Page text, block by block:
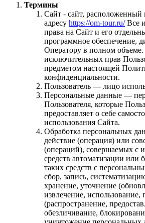
Термины
Сайт - сайт, расположенный
адресу https://om-tour.ru/Все
права на Сайт и его
программное обеспечение,
Оператору в полном объеме.
исключительных прав
предметом настоящей
конфиденциальности.
Пользователь — лицо
Персональные данные —
Пользователя, которые
предоставляет о себе
использования Сайта.
Обработка персональных
действие (операция) или
(операций), совершаемых с
средств автоматизации или
таких средств с
сбор, запись,
хранение, уточнение
извлечение, использование,
(распространение,
обезличивание,